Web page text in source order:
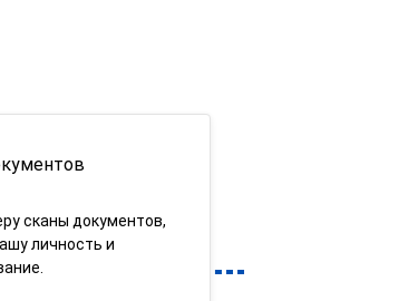
сканы документов,
личность и